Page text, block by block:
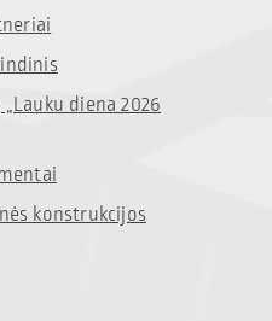
diena 2026
konstrukcijos